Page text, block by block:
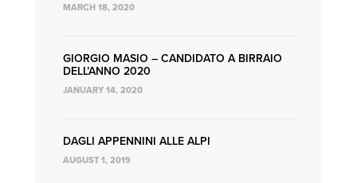
MARCH 18, 2020
GIORGIO MASIO – CANDIDATO A BIRRAIO
DELL’ANNO 2020
JANUARY 14, 2020
DAGLI APPENNINI ALLE ALPI
AUGUST 1, 2019